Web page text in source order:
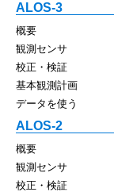
ALOS-3
概要
観測センサ
校正・検証
基本観測計画
データを使う
ALOS-2
概要
観測センサ
校正・検証